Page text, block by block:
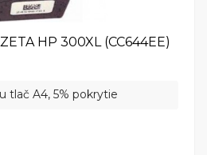
HP 300XL (CC644EE)
tlač A4, 5% pokrytie